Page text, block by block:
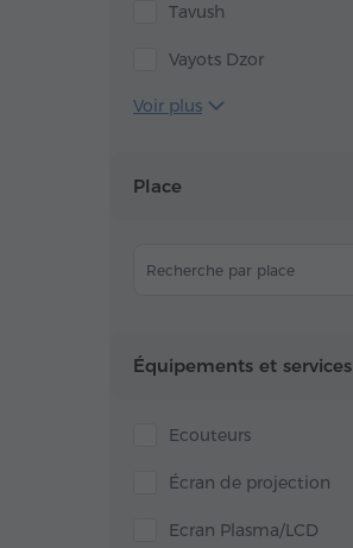
Tavush
Vayots Dzor
Voir plus
Place
Recherche par place
Équipements et services
Ecouteurs
Écran de projection
Ecran Plasma/LCD